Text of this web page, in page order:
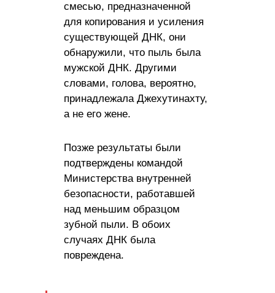
смесью, предназначенной
для копирования и усиления
существующей ДНК, они
обнаружили, что пыль была
мужской ДНК. Другими
словами, голова, вероятно,
принадлежала Джехутинахту,
а не его жене.
Позже результаты были
подтверждены командой
Министерства внутренней
безопасности, работавшей
над меньшим образцом
зубной пыли. В обоих
случаях ДНК была
повреждена.